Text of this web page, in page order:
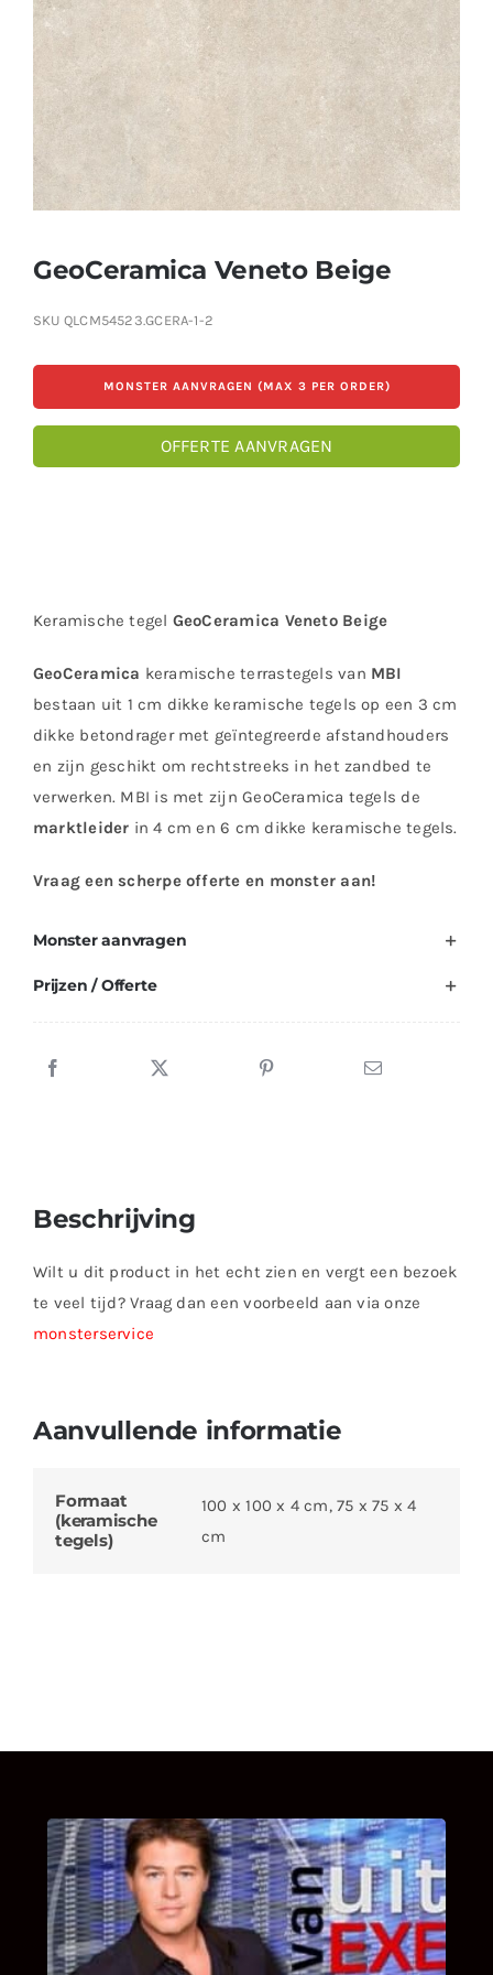
Offerte aanvragen
GeoCeramica Veneto Beige
SKU QLCM54523.GCERA-1-2
MONSTER AANVRAGEN (MAX 3 PER ORDER)
OFFERTE AANVRAGEN
Keramische tegel GeoCeramica Veneto Beige
GeoCeramica keramische terrastegels van MBI
bestaan uit 1 cm dikke keramische tegels op een 3 cm
dikke betondrager met geïntegreerde afstandhouders
en zijn geschikt om rechtstreeks in het zandbed te
verwerken. MBI is met zijn GeoCeramica tegels de
marktleider in 4 cm en 6 cm dikke keramische tegels.
Vraag een scherpe offerte en monster aan!
Monster aanvragen
Prijzen / Offerte
Beschrijving
Wilt u dit product in het echt zien en vergt een bezoek
te veel tijd? Vraag dan een voorbeeld aan via onze
monsterservice
Aanvullende informatie
Formaat
(keramische
tegels)
100 x 100 x 4 cm, 75 x 75 x 4
cm
UITSTEL VAN EXECUTIE
Bekijk hier de fragmenten van de deelname
van Bricks and Stones aan dit programma.